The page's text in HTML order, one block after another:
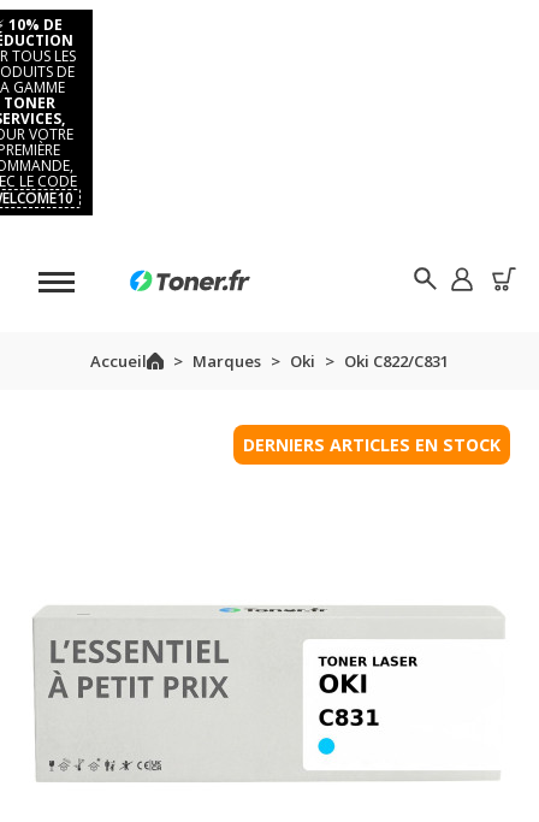
10% DE
TOUS LES
DE
GAMME
TONER
VOTRE
LE CODE
Accueil Marques Oki Oki C822/C831
DERNIERS ARTICLES EN STOCK